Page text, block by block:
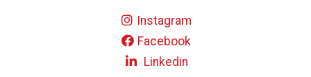
Instagram
Facebook
Linkedin